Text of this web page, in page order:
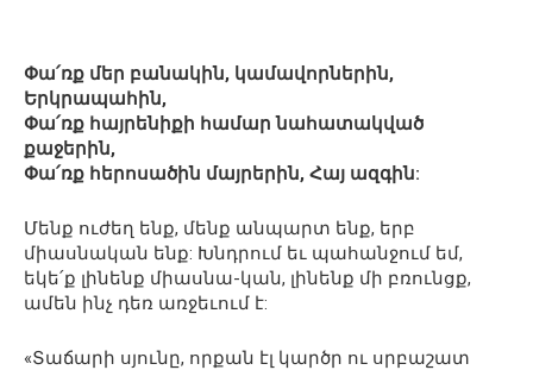
Փա՛ռք մեր բանակին, կամավորներին,
Երկրապահին,
Փա՛ռք հայրենիքի համար նահատակված
քաջերին,
Փա՛ռք հերոսածին մայրերին, Հայ ազգին:
Մենք ուժեղ ենք, մենք անպարտ ենք, երբ
միասնական ենք: Խնդրում եւ պահանջում եմ,
եկե՛ք լինենք միասնա-կան, լինենք մի բռունցք,
ամեն ինչ դեռ առջեւում է:
«Տաճարի սյունը, որքան էլ կարծր ու սրբաշատ